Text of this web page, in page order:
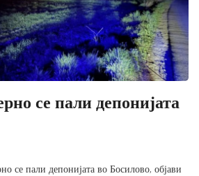
се пали депонијата
се пали депонијата во Босилово, објави